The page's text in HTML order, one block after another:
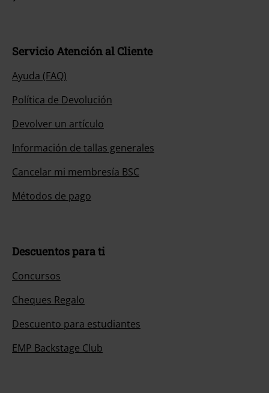
Servicio Atención al Cliente
Ayuda (FAQ)
Política de Devolución
Devolver un artículo
Información de tallas generales
Cancelar mi membresía BSC
Métodos de pago
Descuentos para ti
Concursos
Cheques Regalo
Descuento para estudiantes
EMP Backstage Club